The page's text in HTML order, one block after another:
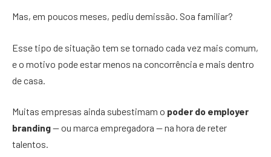
Mas, em poucos meses, pediu demissão. Soa familiar?
Esse tipo de situação tem se tornado cada vez mais comum,
e o motivo pode estar menos na concorrência e mais dentro
de casa.
Muitas empresas ainda subestimam o poder do employer
branding— ou marca empregadora — na hora de reter
talentos.